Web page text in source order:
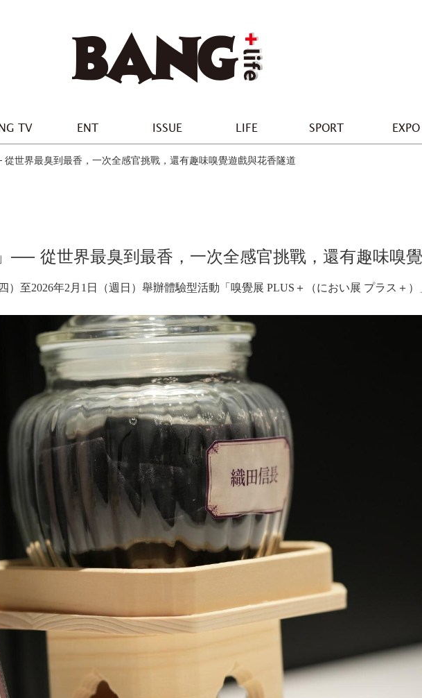
TV ENT ISSUE LIFE SPORT EXPO
世界最臭到最香，一次全感官挑戰，還有趣味嗅覺遊戲與花香隧道
── 從世界最臭到最香，一次全感官挑戰，還有趣味嗅
）至2026年2月1日（週日）舉辦體驗型活動「嗅覺展 PLUS＋（におい展 プラス＋）